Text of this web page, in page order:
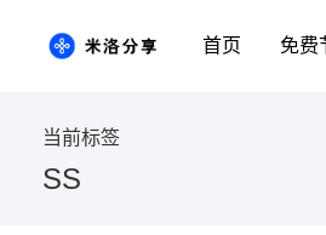
首页 免费
当前标签
SS